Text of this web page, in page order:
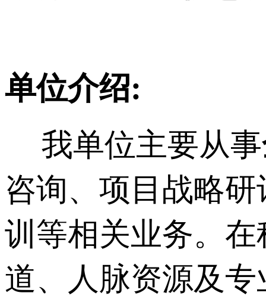
单位介绍:
我单位主要从事
咨询、项目战略
训等相关业务。
道、人脉资源及